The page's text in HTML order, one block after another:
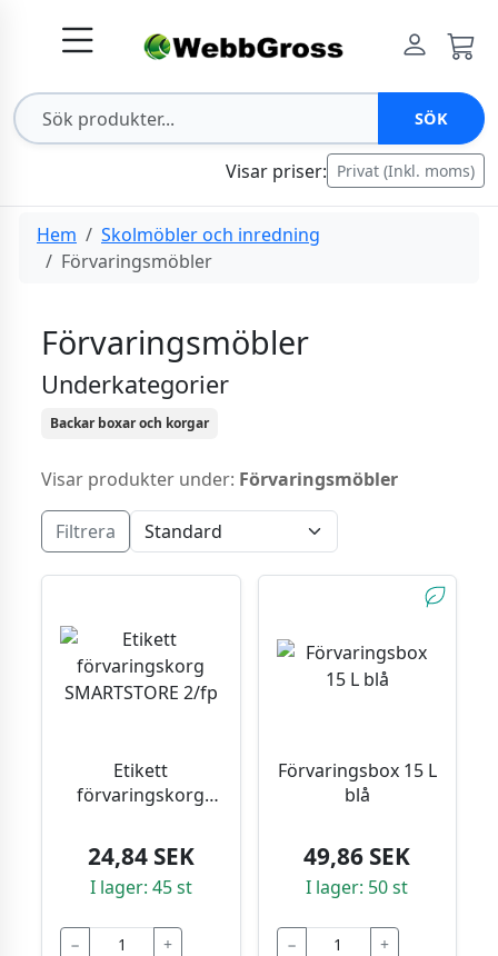
SÖK
Visar priser: Privat (Inkl. moms)
Hem
Skolmöbler och inredning
Förvaringsmöbler
Förvaringsmöbler
Underkategorier
Backar boxar och korgar
Visar produkter under: Förvaringsmöbler
Filtrera
Etikett
förvaringskorg
24,84 SEK
I lager: 45 st
−
+
Förvaringsbox 15 L
blå
49,86 SEK
I lager: 50 st
−
+